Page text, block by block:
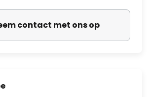
contact met ons op